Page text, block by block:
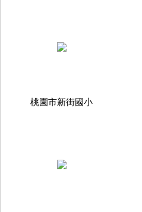
桃園市新街國小